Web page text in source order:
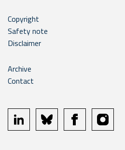
Copyright
Safety note
Disclaimer
Archive
Contact
linkedin bluesky facebookinstagram